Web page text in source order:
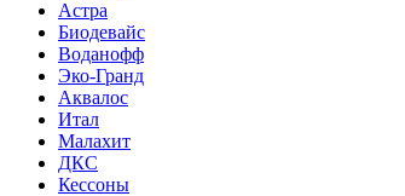
Астра
Биодевайс
Воданофф
Эко-Гранд
Аквалос
Итал
Малахит
ДКС
Кессоны